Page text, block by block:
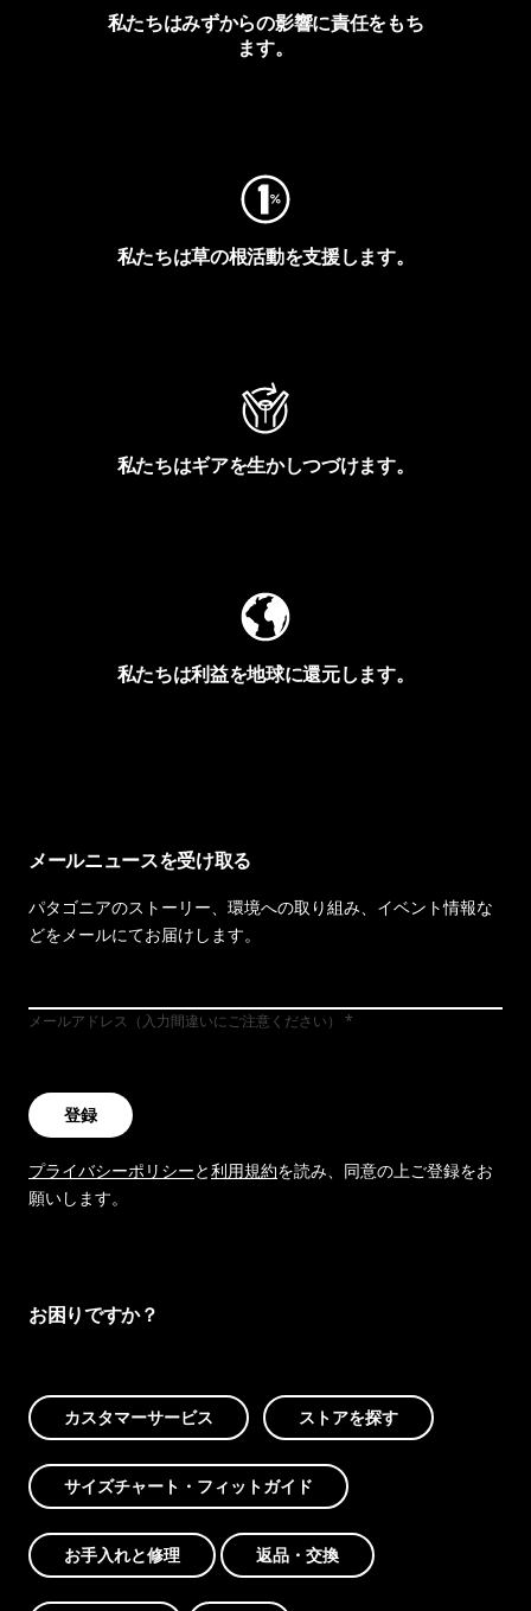
私たちはみずからの影響に責任をもち
ます。
私たちは草の根活動を支援します。
私たちはギアを生かしつづけます。
私たちは利益を地球に還元します。
メールニュースを受け取る
パタゴニアのストーリー、環境への取り組み、イベント情報な
どをメールにてお届けします。
メールアドレス（入力間違いにご注意ください）
登録
プライバシーポリシーと利用規約を読み、同意の上ご登録をお
願いします。
お困りですか？
カスタマーサービス ストアを探す
サイズチャート・フィットガイド
お手入れと修理 返品・交換